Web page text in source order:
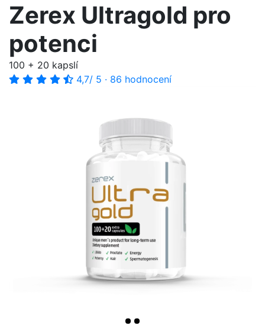
Zerex Ultragold pro
potenci
100 + 20 kapslí
4,7/ 5 · 86 hodnocení